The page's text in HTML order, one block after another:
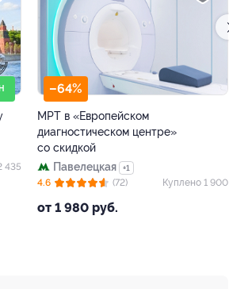
435
–64%
МРТ в «Европейском
диагностическом центре»
со скидкой
Павелецкая
+1
от 1 980 руб.
4.6 (72) Куплено 1 900